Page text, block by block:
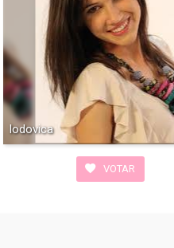
lodovica
VOTAR